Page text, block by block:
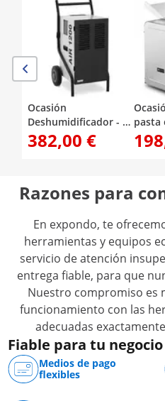
Ocasión
Deshumidificador - 50
L/24 h - 90 m² - 5,69 L
382,00 €
pasta
cm -
de 1
Razones para
En expondo, te
herramientas y equipos
servicio de atención
entrega fiable, para que
Nuestro compromiso es
funcionamiento con las
adecuadas
Fiable para tu negocio
Medios de pago
flexibles